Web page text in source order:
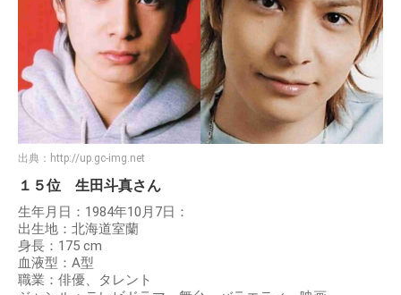
出典： http://up.gc-img.net
１５位 生田斗真さん
生年月日：1984年10月7日：
出生地：北海道室蘭
身長：175 cm
血液型：A型
職業：俳優、タレント